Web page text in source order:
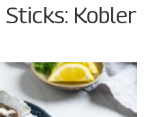
Kobler